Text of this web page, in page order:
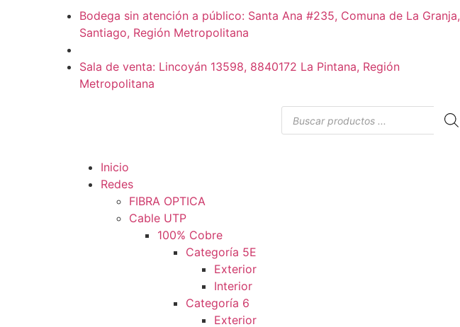
Bodega sin atención a público: Santa Ana #235, Comuna de La Granja,
Santiago, Región Metropolitana
Sala de venta: Lincoyán 13598, 8840172 La Pintana, Región
Metropolitana
Inicio
Redes
FIBRA OPTICA
Cable UTP
100% Cobre
Categoría 5E
Exterior
Interior
Categoría 6
Exterior